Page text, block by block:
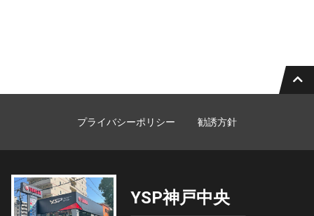
プライバシーポリシー 勧誘方針
YSP神戸中央